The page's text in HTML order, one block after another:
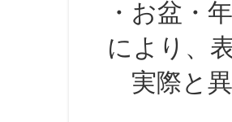
・お盆・
により、
実際と異